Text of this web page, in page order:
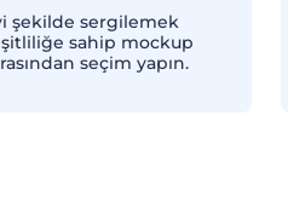
şekilde sergilemek
sahip mockup
seçim yapın.